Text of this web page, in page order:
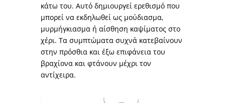
κάτω του. Αυτό δημιουργεί ερεθισμό που
μπορεί να εκδηλωθεί ως μούδιασμα,
μυρμήγκιασμα ή αίσθηση καψίματος στο
χέρι. Τα συμπτώματα συχνά κατεβαίνουν
στην πρόσθια και έξω επιφάνεια του
βραχίονα και φτάνουν μέχρι τον
αντίχειρα.